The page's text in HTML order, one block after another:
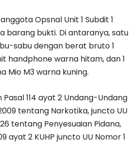
Opsnal Unit 1 Subdit 1
barang bukti. Di antaranya, satu
sabu dengan berat bruto 1
handphone warna hitam, dan 1
Mio M3 warna kuning.
Pasal 114 ayat 2 Undang-Undang
tentang Narkotika, juncto UU
tentang Penyesuaian Pidana,
ayat 2 KUHP juncto UU Nomor 1